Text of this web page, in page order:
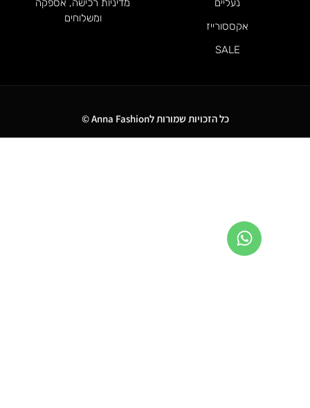
אקססורייז
מדיניות רכישה, אספקה
ומשלוחים
כל הזכויות שמורות לAnna Fashion ©